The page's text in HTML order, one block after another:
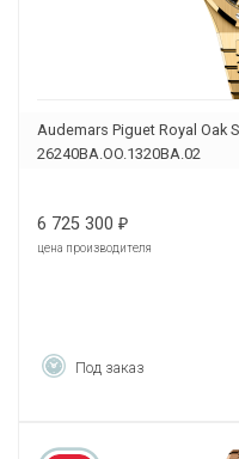
Audemars Piguet Royal Oak
26240BA.OO.1320BA.02
6 725 300 ₽
цена производителя
Под заказ